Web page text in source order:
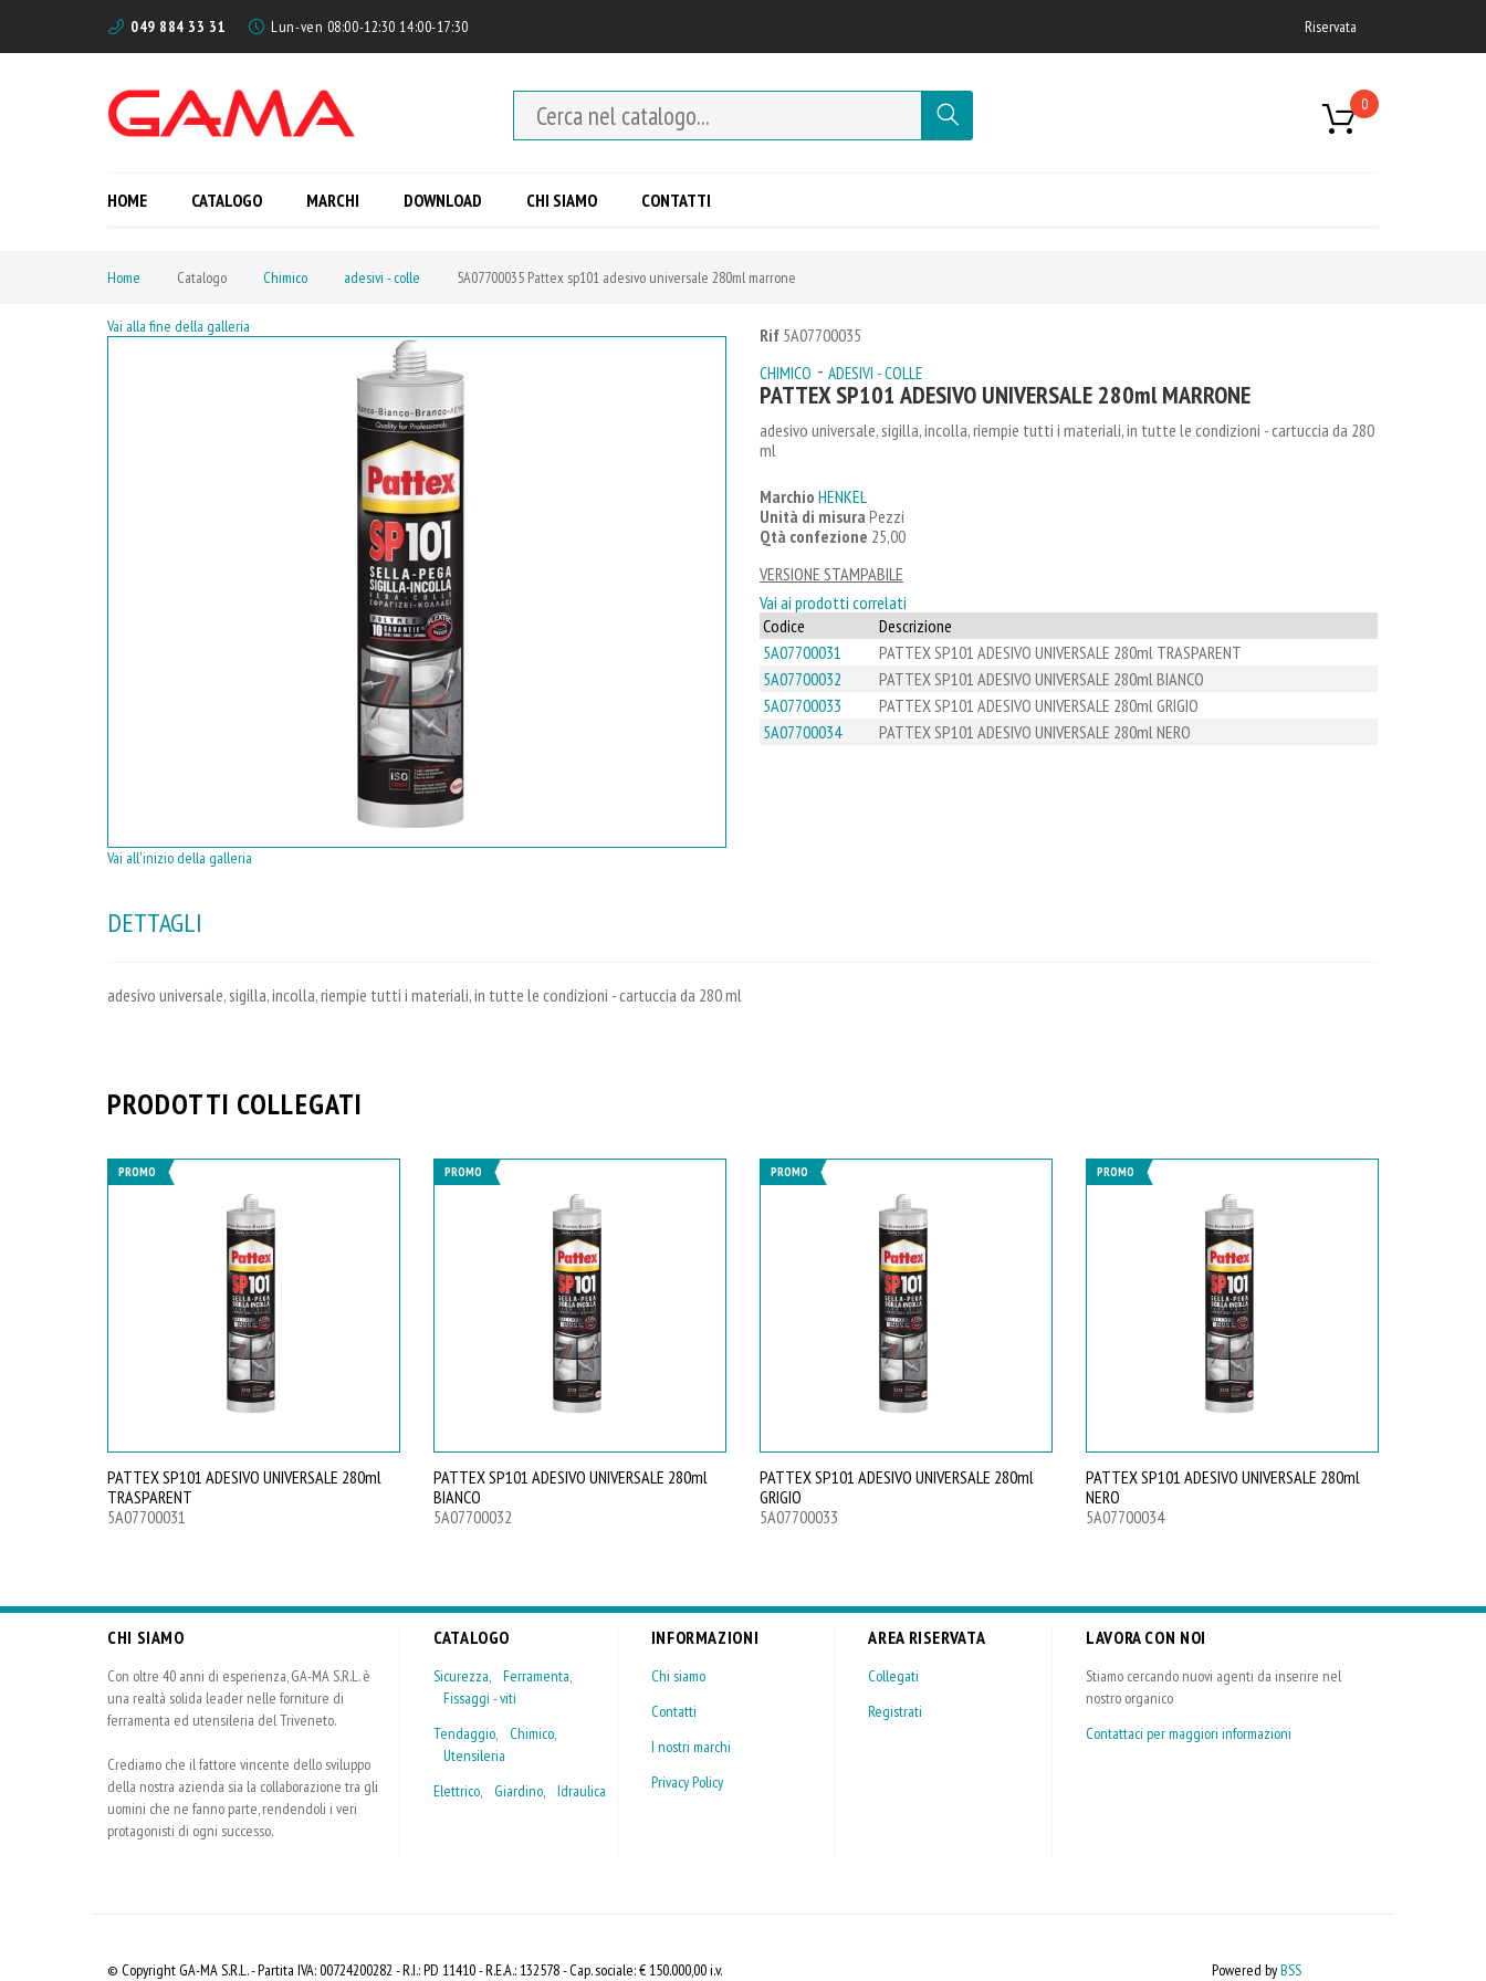
049 884 33 31 Lun-ven 08:00-12:30 14:00-17:30 Riservata
0
HOME CATALOGO MARCHI DOWNLOAD CHI SIAMO CONTATTI
Home Catalogo Chimico adesivi - colle 5A07700035 Pattex sp101 adesivo universale 280ml marrone
Rif 5A07700035
CHIMICO - ADESIVI - COLLE
PATTEX SP101 ADESIVO UNIVERSALE 280ml MARRONE
adesivo universale, sigilla, incolla, riempie tutti i materiali, in tutte le condizioni - cartuccia da 280
ml
Marchio HENKEL
Unità di misura Pezzi
Qtà confezione 25,00
VERSIONE STAMPABILE
Vai ai prodotti correlati
Codice
Descrizione
5A07700031
PATTEX SP101 ADESIVO UNIVERSALE 280ml TRASPARENT
5A07700032
PATTEX SP101 ADESIVO UNIVERSALE 280ml BIANCO
5A07700033
PATTEX SP101 ADESIVO UNIVERSALE 280ml GRIGIO
5A07700034
PATTEX SP101 ADESIVO UNIVERSALE 280ml NERO
Vai alla fine della galleria
Vai all'inizio della galleria
DETTAGLI
adesivo universale, sigilla, incolla, riempie tutti i materiali, in tutte le condizioni - cartuccia da 280 ml
PRODOTTI COLLEGATI
PROMO
PATTEX SP101 ADESIVO UNIVERSALE 280ml
TRASPARENT
5A07700031
PROMO
PATTEX SP101 ADESIVO UNIVERSALE 280ml
BIANCO
5A07700032
PROMO
PATTEX SP101 ADESIVO UNIVERSALE 280ml
GRIGIO
5A07700033
PROMO
PATTEX SP101 ADESIVO UNIVERSALE 280ml
NERO
5A07700034
CHI SIAMO
Con oltre 40 anni di esperienza, GA-MA S.R.L. è
una realtà solida leader nelle forniture di
ferramenta ed utensileria del Triveneto.
Crediamo che il fattore vincente dello sviluppo
della nostra azienda sia la collaborazione tra gli
uomini che ne fanno parte, rendendoli i veri
protagonisti di ogni successo.
CATALOGO
Sicurezza, Ferramenta
Fissaggi - viti
Tendaggio, Chimico
Utensileria
Elettrico, Giardino, Idraulica
INFORMAZIONI
Chi siamo
Contatti
I nostri marchi
Privacy Policy
AREA RISERVATA
Collegati
Registrati
LAVORA CON NOI
Stiamo cercando nuovi agenti da inserire nel
nostro organico
Contattaci per maggiori informazioni
© Copyright GA-MA S.R.L. - Partita IVA: 00724200282 - R.I.: PD 11410 - R.E.A.: 132578 - Cap. sociale: € 150.000,00 i.v. Powered byBSS